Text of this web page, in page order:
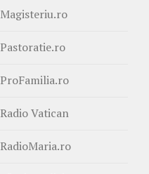
Magisteriu.ro
Pastoratie.ro
ProFamilia.ro
Radio Vatican
RadioMaria.ro